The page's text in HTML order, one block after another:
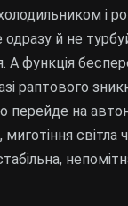
і
одразу й не
А функція
раптового
перейде на
світла